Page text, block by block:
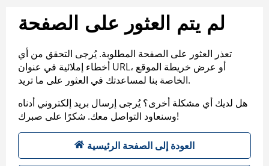
لم يتم العثور على الصفحة
تعذر العثور على الصفحة المطلوبة. يُرجى التحقق من أي
أخطاء إملائية في عنوان URL، أو عرض خريطة الموقع
الخاصة بنا لمساعدتك في العثور على ما تريد.
هل لديك أي مشكلة أخرى؟ يُرجى إرسال بريد إلكتروني أدناه
وسنعاود التواصل معك. شكرًا على صبرك!
العودة إلى الصفحة الرئيسية